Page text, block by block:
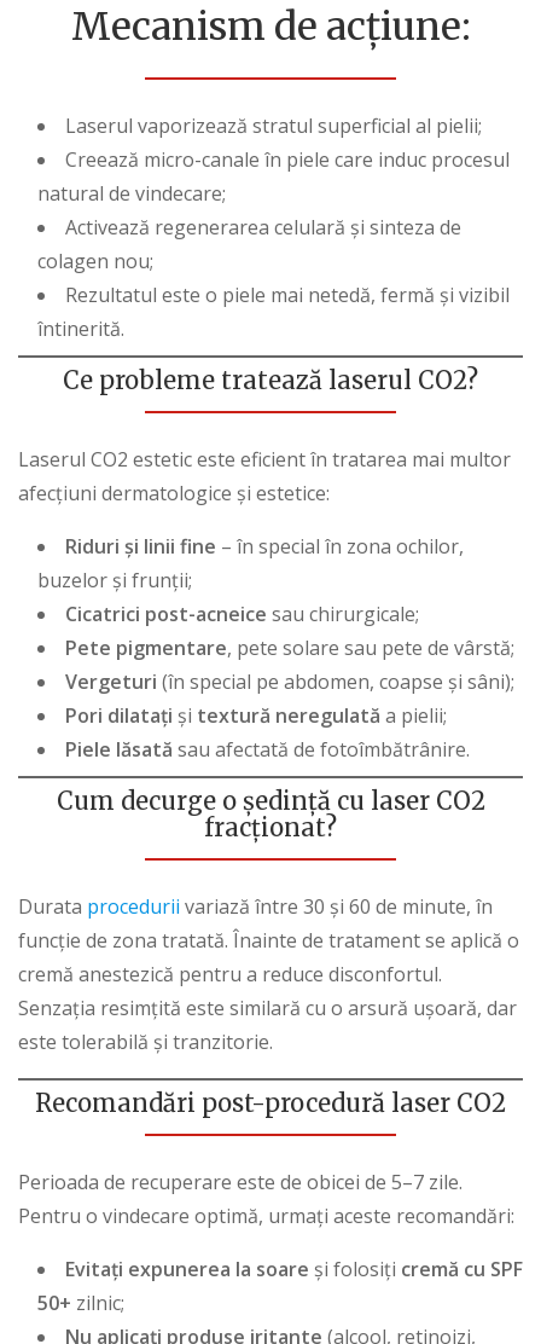
Mecanism de acțiune:
Laserul vaporizează stratul superficial al pielii;
Creează micro-canale în piele care induc procesul
natural de vindecare;
Activează regenerarea celulară și sinteza de
colagen nou;
Rezultatul este o piele mai netedă, fermă și vizibil
întinerită.
Ce probleme tratează laserul CO2?
Laserul CO2 estetic este eficient în tratarea mai multor
afecțiuni dermatologice și estetice:
Riduri și linii fine – în special în zona ochilor,
buzelor și frunții;
Cicatrici post-acneice sau chirurgicale;
Pete pigmentare, pete solare sau pete de vârstă;
Vergeturi (în special pe abdomen, coapse și sâni);
Pori dilatați și textură neregulată a pielii;
Piele lăsată sau afectată de fotoîmbătrânire.
Cum decurge o ședință cu laser CO2
fracționat?
Durata procedurii variază între 30 și 60 de minute, în
funcție de zona tratată. Înainte de tratament se aplică o
cremă anestezică pentru a reduce disconfortul.
Senzația resimțită este similară cu o arsură ușoară, dar
este tolerabilă și tranzitorie.
Recomandări post-procedură laser CO2
Perioada de recuperare este de obicei de 5–7 zile.
Pentru o vindecare optimă, urmați aceste recomandări:
Evitați expunerea la soare și folosiți cremă cu SPF
50+ zilnic;
Nu aplicați produse iritante (alcool, retinoizi,